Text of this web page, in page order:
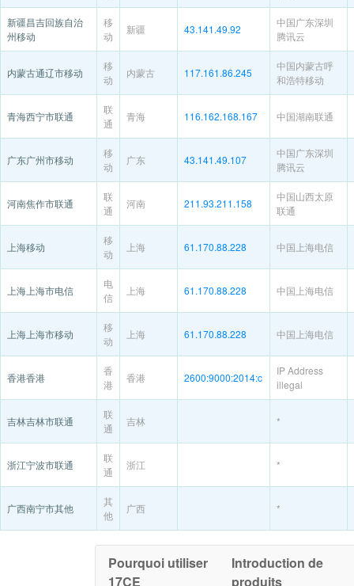
新疆昌吉回族自治
州移动
移
动
新疆 43.141.49.92
中国广东深圳
腾讯云
内蒙古通辽市移动
移
动
内蒙古 117.161.86.245
中国内蒙古呼
和浩特移动
青海西宁市联通
联
通
青海 116.162.168.167 中国湖南联通
广东广州市移动
移
动
广东 43.141.49.107
中国广东深圳
腾讯云
河南焦作市联通
联
通
河南 211.93.211.158
中国山西太原
联通
上海移动
移
动
上海 61.170.88.228 中国上海电信
上海上海市电信
电
信
上海 61.170.88.228 中国上海电信
上海上海市移动
移
动
上海 61.170.88.228 中国上海电信
香港香港
香
港
香港 2600:9000:2014:c
IP Address
illegal
吉林吉林市联通
联
通
吉林 *
浙江宁波市联通
联
通
浙江 *
广西南宁市其他
其
他
广西 *
Pourquoi utiliser
17CE
Introduction de
produits